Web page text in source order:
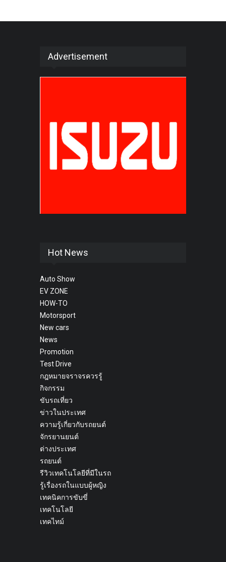
Advertisement
Hot News
Auto Show
EV ZONE
HOW-TO
Motorsport
New cars
News
Promotion
Test Drive
กฎหมายจราจรควรรู้
กิจกรรม
ขับรถเที่ยว
ข่าวในประเทศ
ความรู้เกี่ยวกับรถยนต์
จักรยานยนต์
ต่างประเทศ
รถยนต์
รีวิวเทคโนโลยีที่มีในรถ
รู้เรื่องรถในแบบผู้หญิง
เทคนิคการขับขี่
เทคโนโลยี
เทคไทม์